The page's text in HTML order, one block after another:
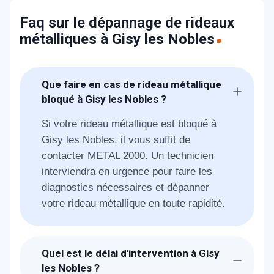
Faq sur le dépannage de rideaux
métalliques à Gisy les Nobles
Que faire en cas de rideau métallique
bloqué à Gisy les Nobles ?
Si votre rideau métallique est bloqué à
Gisy les Nobles, il vous suffit de
contacter METAL 2000. Un technicien
interviendra en urgence pour faire les
diagnostics nécessaires et dépanner
votre rideau métallique en toute rapidité.
Quel est le délai d'intervention à Gisy
les Nobles ?